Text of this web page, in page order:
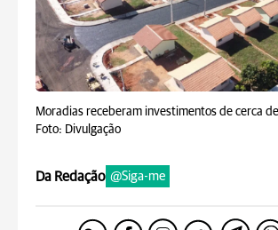
Moradias receberam investimentos de cerca
Foto: Divulgação
Da Redação @Siga-me